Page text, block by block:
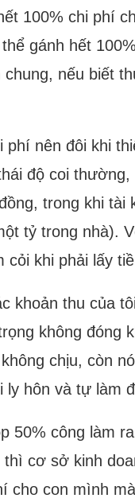
100% chi phí
gánh hết
nếu biết
nên đôi khi
độ coi
trong khi
tỷ trong nhà).
cỏi khi phải lấy
khoản thu của
không
chịu, còn
ly hôn và tự làm
50% công làm
cơ sở kinh
con mình